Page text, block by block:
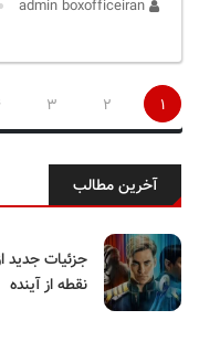
صفحه‌بندی
نوشته‌ها
1
2
3
آخرین مطالب
جزئیات جدید
نقطه از آینده